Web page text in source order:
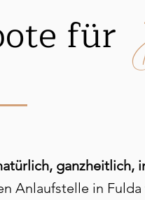
für
ganzheitlich,
Anlaufstelle in